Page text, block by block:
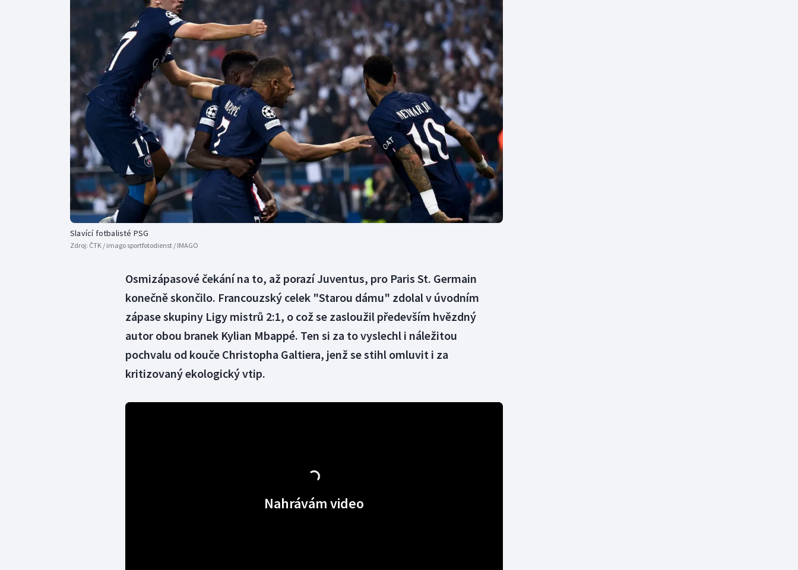
Curling
Dostihy
Florbal
Futsal
Golf
Gymnastika
Moderní pětiboj
Motorsport
Olympijské hry
Parasport
Plavání
Plážový volejbal
Triatlon
Veslování
Vodní slalom
Volejbal
Ostatní
Slavící fotbalisté PSG
Zdroj: ČTK / imago sportfotodienst / IMAGO
Osmizápasové čekání na to, až porazí Juventus, pro Paris St. Germain
konečně skončilo. Francouzský celek "Starou dámu" zdolal v úvodním
zápase skupiny Ligy mistrů 2:1, o což se zasloužil především hvězdný
autor obou branek Kylian Mbappé. Ten si za to vyslechl i náležitou
pochvalu od kouče Christopha Galtiera, jenž se stihl omluvit i za
kritizovaný ekologický vtip.
Nahrávám video